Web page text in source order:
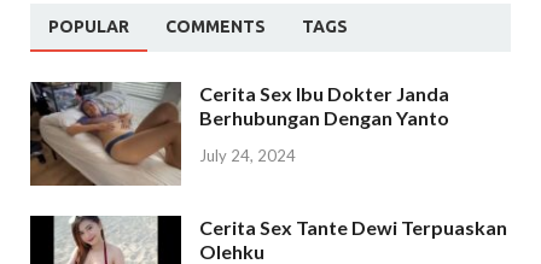
POPULAR COMMENTS TAGS
Cerita Sex Ibu Dokter Janda
Berhubungan Dengan Yanto
July 24, 2024
Cerita Sex Tante Dewi Terpuaskan
Olehku